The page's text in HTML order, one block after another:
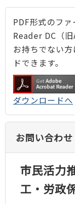
PDF形式のフ
Reader DC（
お持ちでない
ドできます。
ダウンロードへ
お問い合わせ
市民活
工・労政